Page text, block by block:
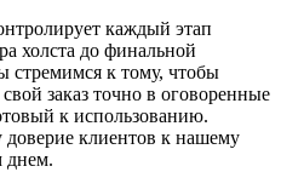
каждый этап
холста до финальной
к тому, чтобы
заказ точно в оговоренные
к использованию.
клиентов к нашему
днем.